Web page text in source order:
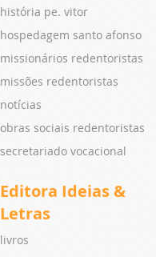
história pe. vitor
hospedagem santo afonso
missionários redentoristas
missões redentoristas
notícias
obras sociais redentoristas
secretariado vocacional
Editora Ideias &
Letras
livros